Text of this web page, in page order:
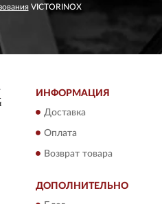
VICTORINOX
ИНФОРМАЦИЯ
Доставка
Оплата
Возврат товара
ДОПОЛНИТЕЛЬНО